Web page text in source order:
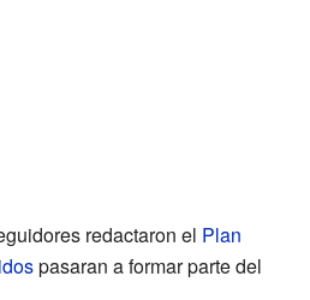
redactaron el Plan
pasaran a formar parte del